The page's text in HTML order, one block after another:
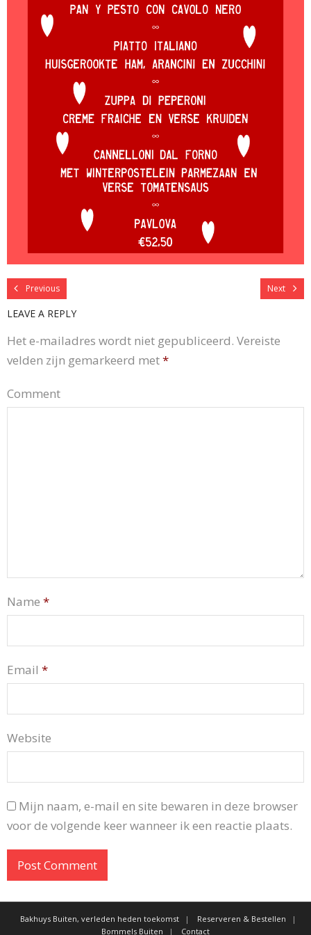
Previous Next
LEAVE A REPLY
Het e-mailadres wordt niet gepubliceerd. Vereiste
velden zijn gemarkeerd met*
Comment
Name *
Email *
Website
Mijn naam, e-mail en site bewaren in deze browser
voor de volgende keer wanneer ik een reactie plaats.
Bakhuys Buiten, verleden heden toekomst
Reserveren & Bestellen
Bommels Buiten
Contact